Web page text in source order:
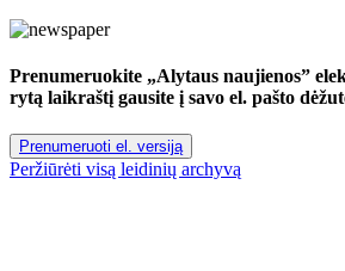
Prenumeruokite „Alytaus naujienos”
rytą laikraštį gausite į savo el. pašto
Prenumeruoti el. versiją
Peržiūrėti visą leidinių archyvą